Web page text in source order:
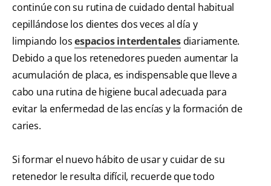
continúe con su rutina de cuidado dental habitual
cepillándose los dientes dos veces al día y
limpiando losespacios interdentalesdiariamente.
Debido a que los retenedores pueden aumentar la
acumulación de placa, es indispensable que lleve a
cabo una rutina de higiene bucal adecuada para
evitar la enfermedad de las encías y la formación de
caries.
Si formar el nuevo hábito de usar y cuidar de su
retenedor le resulta difícil, recuerde que todo